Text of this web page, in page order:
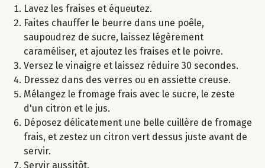
Lavez les fraises et équeutez.
Faites chauffer le beurre dans une poêle,
saupoudrez de sucre, laissez légèrement
caraméliser, et ajoutez les fraises et le poivre.
Versez le vinaigre et laissez réduire 30 secondes.
Dressez dans des verres ou en assiette creuse.
Mélangez le fromage frais avec le sucre, le zeste
d'un citron et le jus.
Déposez délicatement une belle cuillère de fromage
frais, et zestez un citron vert dessus juste avant de
servir.
Servir aussitôt.